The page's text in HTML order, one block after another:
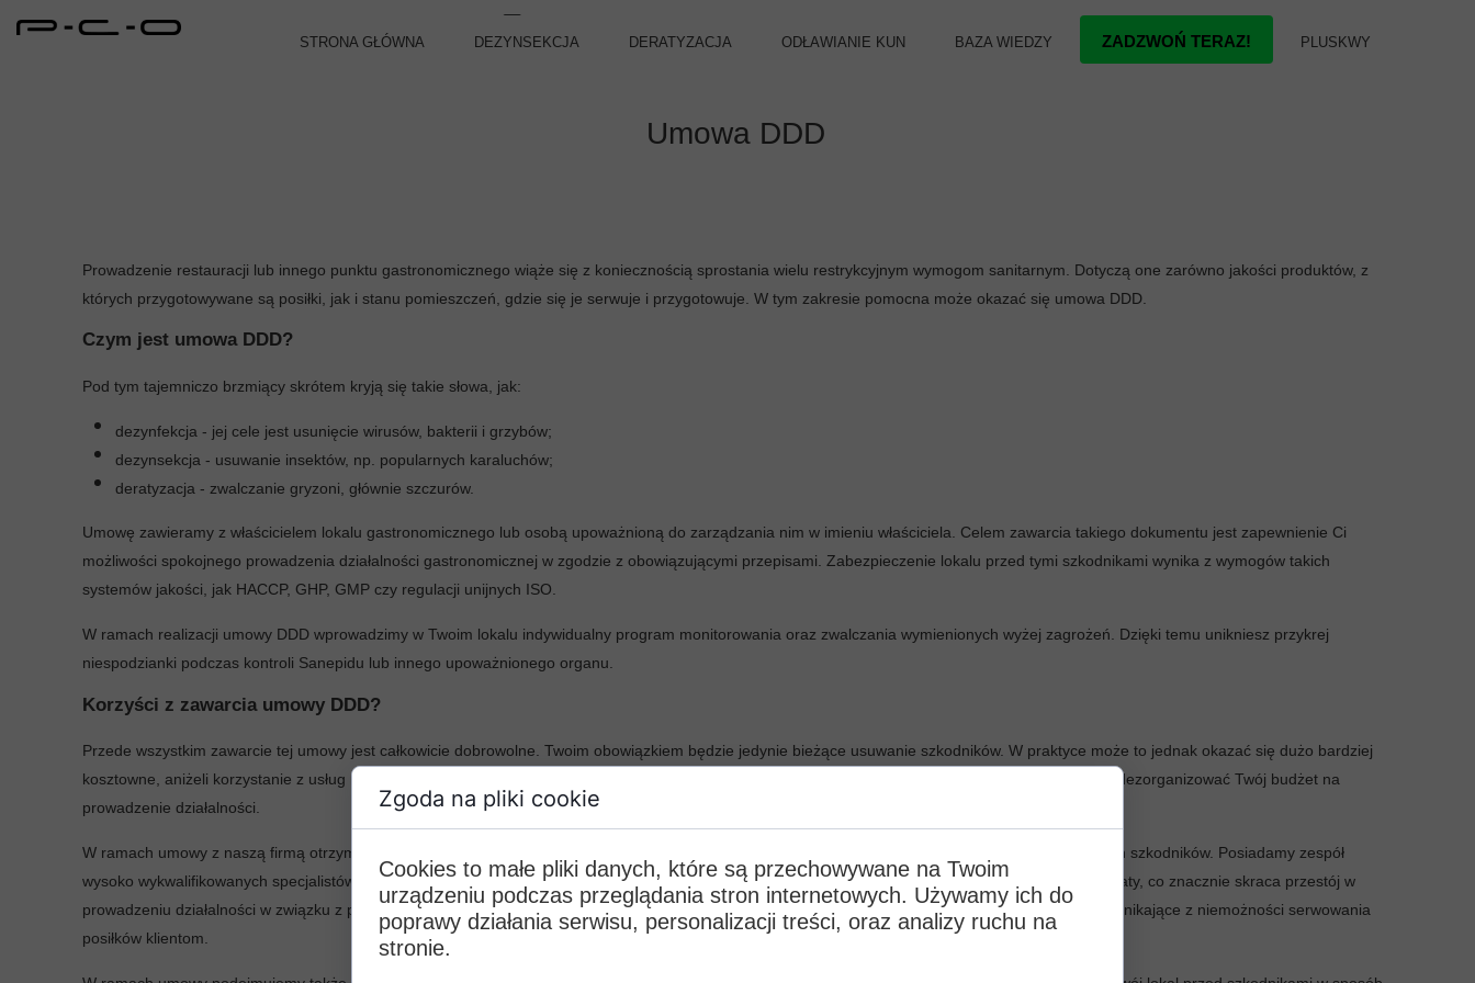
STRONA GŁÓWNA DEZYNSEKCJA
Muchy
Mrówki
Pchły
Rybiki
Psotnik / Gryzek
Turkuć podjadek
DERATYZACJA
Myszy
ODŁAWIANIE KUN BAZA WIEDZY ZADZWOŃ TERAZ! PLUSKWY
Prowadzenie restauracji lub innego punktu gastronomicznego wiąże się z koniecznością sprostania wielu restrykcyjnym wymogom sanitarnym. Dotyczą one zarówno jakości produktów, z
których przygotowywane są posiłki, jak i stanu pomieszczeń, gdzie się je serwuje i przygotowuje. W tym zakresie pomocna może okazać się umowa DDD.
Czym jest umowa DDD?
Pod tym tajemniczo brzmiący skrótem kryją się takie słowa, jak:
dezynfekcja - jej cele jest usunięcie wirusów, bakterii i grzybów;
dezynsekcja - usuwanie insektów, np. popularnych karaluchów;
deratyzacja - zwalczanie gryzoni, głównie szczurów.
Umowę zawieramy z właścicielem lokalu gastronomicznego lub osobą upoważnioną do zarządzania nim w imieniu właściciela. Celem zawarcia takiego dokumentu jest zapewnienie Ci
możliwości spokojnego prowadzenia działalności gastronomicznej w zgodzie z obowiązującymi przepisami. Zabezpieczenie lokalu przed tymi szkodnikami wynika z wymogów takich
systemów jakości, jak HACCP, GHP, GMP czy regulacji unijnych ISO.
W ramach realizacji umowy DDD wprowadzimy w Twoim lokalu indywidualny program monitorowania oraz zwalczania wymienionych wyżej zagrożeń. Dzięki temu unikniesz przykrej
niespodzianki podczas kontroli Sanepidu lub innego upoważnionego organu.
Korzyści z zawarcia umowy DDD?
Przede wszystkim zawarcie tej umowy jest całkowicie dobrowolne. Twoim obowiązkiem będzie jedynie bieżące usuwanie szkodników. W praktyce może to jednak okazać się dużo bardziej
kosztowne, aniżeli korzystanie z usług naszej firmy. Interwencyjne usuwanie szkodników wiąże się z nieplanowanymi wydatkami, co może poważnie zdezorganizować Twój budżet na
prowadzenie działalności.
W ramach umowy z naszą firmą otrzymujesz przejrzysty harmonogram naszych wizyt kontrolnych wraz z kosztami identyfikacji i usuwania konkretnych szkodników. Posiadamy zespół
wysoko wykwalifikowanych specjalistów, dzięki czemu wiemy, jak skutecznie zwalczać wirusy, grzyby, bakterie czy insekty. Dobieramy właściwe preparaty, co znacznie skraca przestój w
prowadzeniu działalności w związku z prowadzonymi pracami dezynfekcyjnymi lub dezynsekcyjnymi. Ograniczysz w ten sposób do minimum straty, wynikające z niemożności serwowania
posiłków klientom.
Umowa DDD
Zadzwoń do nas
Zgoda na pliki cookie
Cookies to małe pliki danych, które są przechowywane na Twoim
urządzeniu podczas przeglądania stron internetowych. Używamy ich do
poprawy działania serwisu, personalizacji treści, oraz analizy ruchu na
stronie.